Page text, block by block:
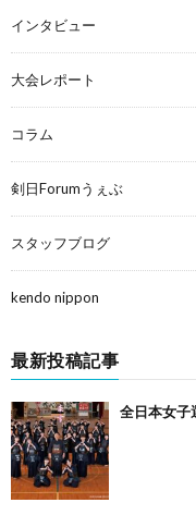
インタビュー
大会レポート
コラム
剣日Forumうぇぶ
スタッフブログ
kendo nippon
最新投稿記事
全日本女子